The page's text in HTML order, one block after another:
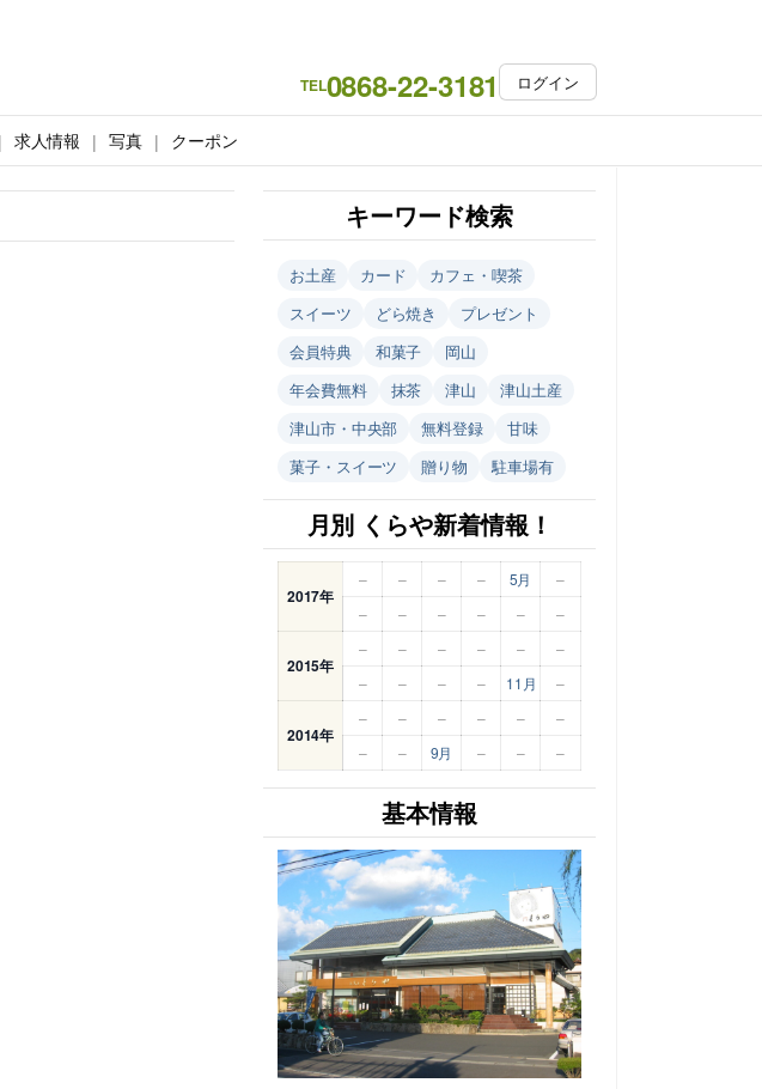
TEL0868-22-3181 ログイン
求人情報 写真 クーポン
キーワード検索
お土産 カード
カフェ・喫茶
スイーツ
どら焼き
プレゼント
会員特典
和菓子
岡山
年会費無料
抹茶 津山
津山土産
津山市・中央部
無料登録
甘味
菓子・スイーツ
贈り物 駐車場有
月別 くらや新着情報！
2017年
– – – – 5月
–
–
– – – – –
2015年
– – – – –
–
–
– – – 11月 –
2014年
– – – – –
–
–
– 9月 – – –
基本情報